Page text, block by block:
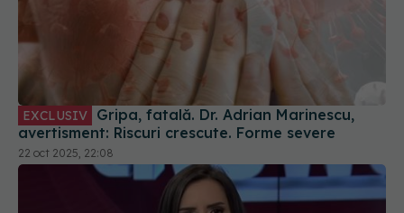
EXCLUSIV
avertisment: Riscuri crescute. Forme severe
22 oct 2025, 22:08